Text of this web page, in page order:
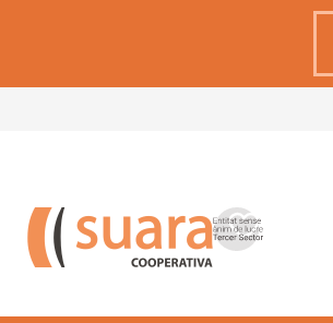
content